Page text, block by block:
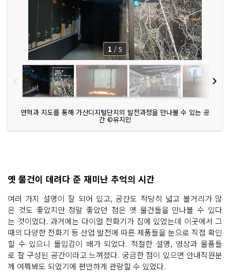
연혁과 지도를 통해 가산디지털단지의 발전과정을 만나볼 수 있는 공
간 ©유지민
1 / 5
옛 물건이 데려다 준 재미난 추억의 시간
여러 가지 설명이 잘 되어 있고, 공간도 적당히 넓고 볼거리가 많
은 것도 좋았지만 정말 좋았던 점은 옛 물건들을 만나볼 수 있다
는 것이었다. 과거에는 다이얼 전화기가 집에 있었는데 이곳에서 그
때의 다양한 전화기 등 산업 발전에 따른 제품들을 눈으로 직접 확인
할 수 있으니 몰입감이 배가 되었다. 적절한 설명, 영상과 물품들
로 잘 구성된 공간이라고 느껴졌다. 궁금한 점이 있으면 안내직원분
께 여쭤봐도 되었기에 편안하게 관람할 수 있었다.